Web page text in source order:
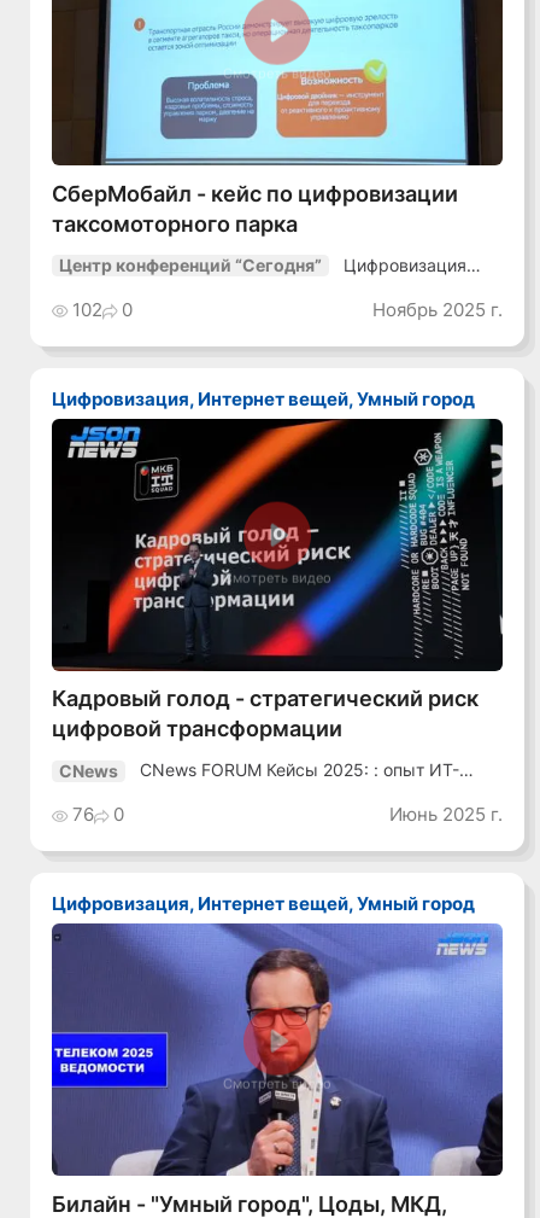
Смотреть видео
СберМобайл - кейс по цифровизации
таксомоторного парка
Центр конференций “Сегодня”
Цифровизация
102 0 Ноябрь 2025 г.
Цифровизация, Интернет вещей, Умный город
Смотреть видео
Кадровый голод - стратегический риск
цифровой трансформации
CNews
CNews FORUM Кейсы 2025: : опыт ИТ-
76 0 Июнь 2025 г.
Цифровизация, Интернет вещей, Умный город
Смотреть видео
Билайн - "Умный город", Цоды, МКД,